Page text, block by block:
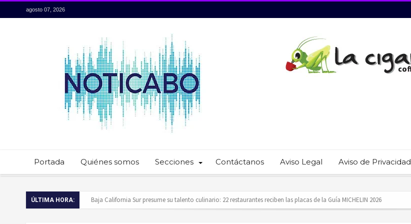
agosto 07, 2026
Portada Quiénes somos Secciones Contáctanos Aviso Legal Aviso de Privacidad
ÚLTIMA HORA:
Servidores públicos realizan recorridos para la prevención del trabajo infantil en Cabo San Lucas